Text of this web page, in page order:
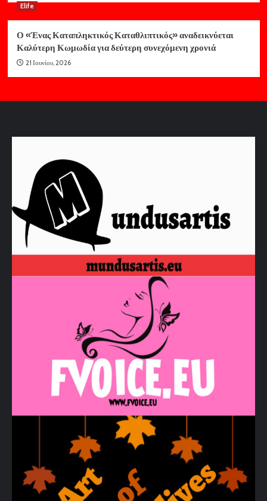
Elife
Ο «Ένας Καταπληκτικός Καταθλιπτικός» αναδεικνύεται
Καλύτερη Κωμωδία για δεύτερη συνεχόμενη χρονιά
21 Ιουνίου, 2026